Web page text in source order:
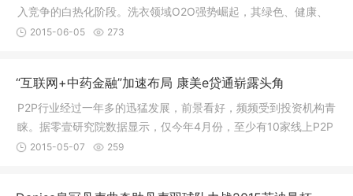
入竞争的白热化阶段。洗衣领域O2O强势崛起，其绿色、健康、
便捷、实惠的服务也成为消费者追求的终极目标。
2015-06-05 273
“互联网+中药金融”加速布局 康美e贷通崭露头角
P2P行业经过一年多的迅猛发展，前景看好，频频受到投资机构青
睐。据零壹研究院数据显示，仅今年4月份，至少有10家线上P2P
借贷平台(或其母公司)宣布完成融资。
2015-05-07 259